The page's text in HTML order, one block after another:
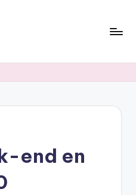
end en